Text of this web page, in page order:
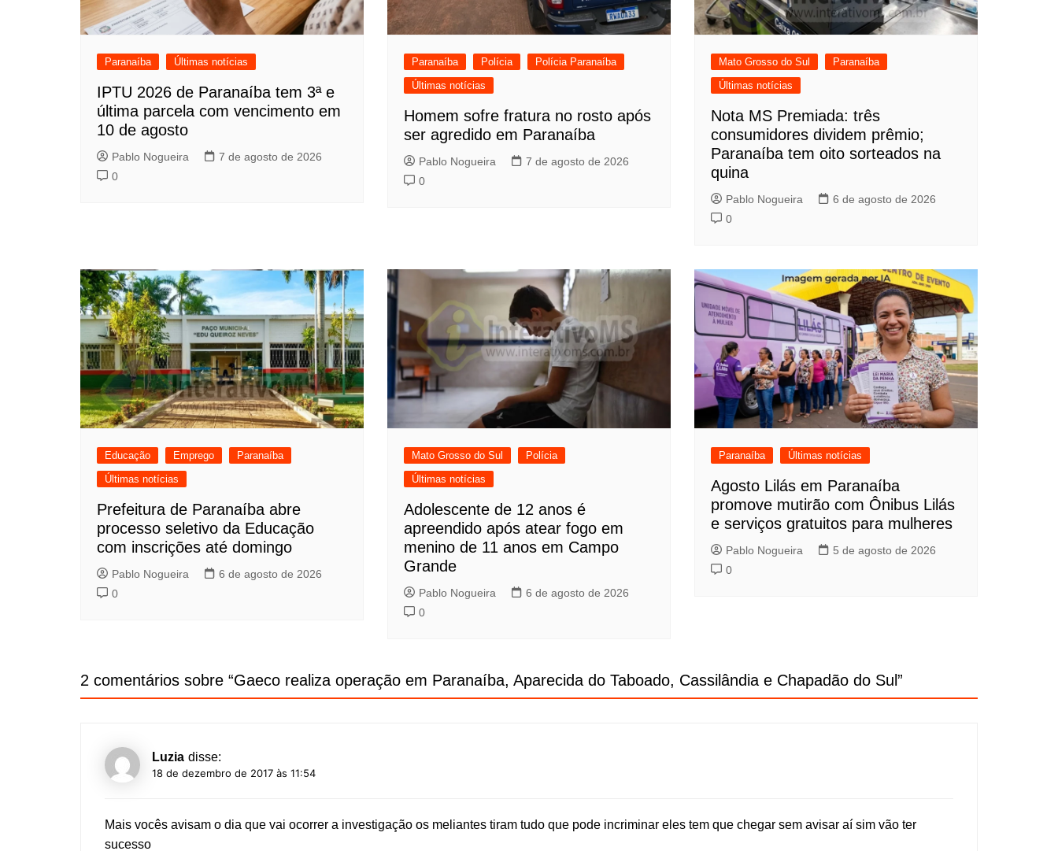
Paranaíba Últimas notícias
IPTU 2026 de Paranaíba tem 3ª e
última parcela com vencimento em
10 de agosto
Pablo Nogueira
7 de agosto de 2026
0
Paranaíba Polícia
Polícia Paranaíba
Últimas notícias
Homem sofre fratura no rosto após
ser agredido em Paranaíba
Pablo Nogueira
7 de agosto de 2026
0
Mato Grosso do Sul
Paranaíba
Últimas notícias
Nota MS Premiada: três
consumidores dividem prêmio;
Paranaíba tem oito sorteados na
quina
Pablo Nogueira
6 de agosto de 2026
0
Educação Emprego
Paranaíba
Últimas notícias
Prefeitura de Paranaíba abre
processo seletivo da Educação
com inscrições até domingo
Pablo Nogueira
6 de agosto de 2026
0
Mato Grosso do Sul
Polícia
Últimas notícias
Adolescente de 12 anos é
apreendido após atear fogo em
menino de 11 anos em Campo
Grande
Pablo Nogueira
6 de agosto de 2026
0
Paranaíba Últimas notícias
Agosto Lilás em Paranaíba
promove mutirão com Ônibus Lilás
e serviços gratuitos para mulheres
Pablo Nogueira
5 de agosto de 2026
0
2 comentários sobre “Gaeco realiza operação em Paranaíba, Aparecida do Taboado, Cassilândia e Chapadão do Sul ”
Luzia disse:
18 de dezembro de 2017 às 11:54
Mais vocês avisam o dia que vai ocorrer a investigação os meliantes tiram tudo que pode incriminar eles tem que chegar sem avisar aí sim vão ter
sucesso